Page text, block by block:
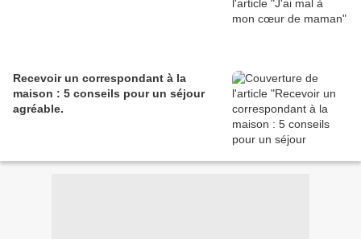
Recevoir un correspondant à la
maison : 5 conseils pour un séjour
agréable.